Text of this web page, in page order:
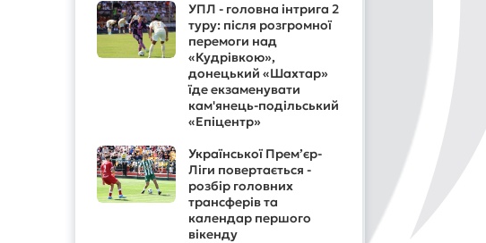
УПЛ - головна інтрига 2
туру: після розгромної
перемоги над
«Кудрівкою»,
донецький «Шахтар»
їде екзаменувати
кам'янець-подільський
«Епіцентр»
Української Прем’єр-
Ліги повертається -
розбір головних
трансферів та
календар першого
вікенду